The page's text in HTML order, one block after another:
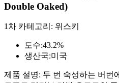
Double Oaked)
1차 카테고리: 위스키
도수:43.2%
생산국:미국
제품 설명: 두 번 숙성하는 버번